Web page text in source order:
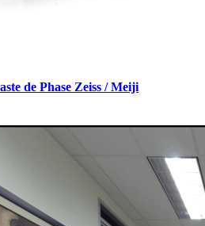
de Phase Zeiss / Meiji